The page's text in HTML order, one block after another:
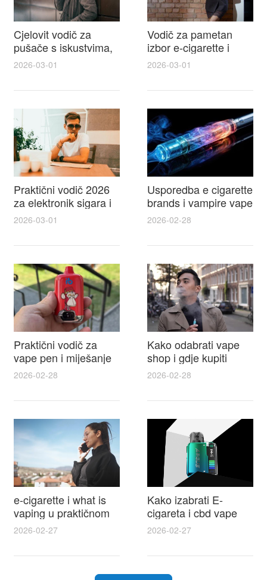
Cjelovit vodič za
pušače s iskustvima,
recenzijama i
cigarette na e cigareta
2026-03-01
Vodič za pametan
izbor e-cigarette i
savjeti kako postići
elektronske cigarete
2026-03-01
Praktični vodič 2026
za elektronik sigara i
mtm e cigarete s
recenzijama i
2026-03-01
Usporedba e cigarette
brands i vampire vape
za 2026 – vodič s
i najboljim ponudama
2026-02-28
Praktični vodič za
vape pen i miješanje
e tekućina za sigurnije
punjenje i bolje okuse
2026-02-28
Kako odabrati vape
shop i gdje kupiti
Disposable Vapes uz
najbolje cijene
2026-02-28
e-cigarette i what is
vaping u praktičnom
vodiču za početnike i
odgovorne korisnike
2026-02-27
Kako izabrati E-
cigareta i cbd vape
top modeli sigurnost
praktični savjeti za
kupovinu
2026-02-27